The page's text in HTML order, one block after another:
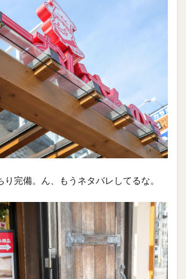
り完備。ん、もうネタバレしてるな。